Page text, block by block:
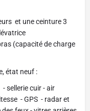
et une ceinture 3
(capacité de charge
état neuf :
sellerie cuir - air
- GPS - radar et